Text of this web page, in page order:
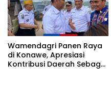
Wamendagri Panen Raya
di Konawe, Apresiasi
Kontribusi Daerah Sebagai